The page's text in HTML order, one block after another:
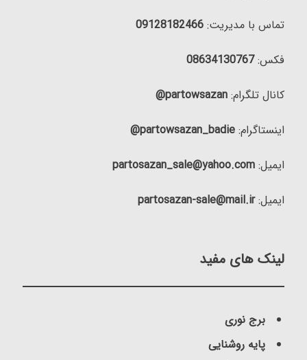
تماس با مدیریت:09128182466
فکس:08634130767
کانال تلگرام:partowsazan@
اینستاگرام:partowsazan_badie@
ایمیل:partosazan_sale@yahoo.com
ایمیل:partosazan-sale@mail.ir
لینک های مفید
برج نوری
پایه روشنایی